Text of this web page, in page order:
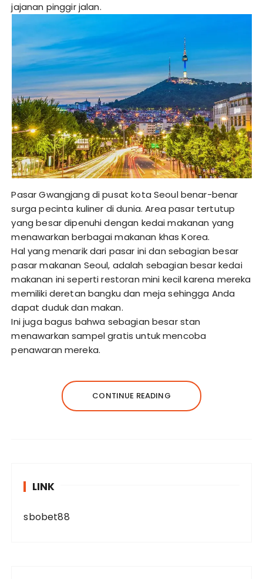
jajanan pinggir jalan.
Pasar Gwangjang di pusat kota Seoul benar-benar
surga pecinta kuliner di dunia. Area pasar tertutup
yang besar dipenuhi dengan kedai makanan yang
menawarkan berbagai makanan khas Korea.
Hal yang menarik dari pasar ini dan sebagian besar
pasar makanan Seoul, adalah sebagian besar kedai
makanan ini seperti restoran mini kecil karena mereka
memiliki deretan bangku dan meja sehingga Anda
dapat duduk dan makan.
Ini juga bagus bahwa sebagian besar stan
menawarkan sampel gratis untuk mencoba
penawaran mereka.
CONTINUE READING
LINK
sbobet88